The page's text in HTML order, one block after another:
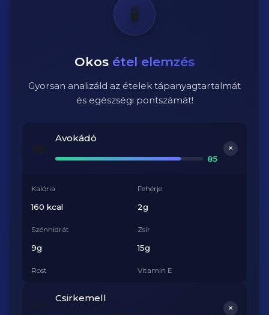
🧪
Okos étel elemzés
Gyorsan analizáld az ételek tápanyagtartalmát
és egészségi pontszámát!
Avokádó
85
+
Kalória
160 kcal
Fehérje
2g
Szénhidrát
9g
Zsír
15g
Rost Vitamin E
Csirkemell
+